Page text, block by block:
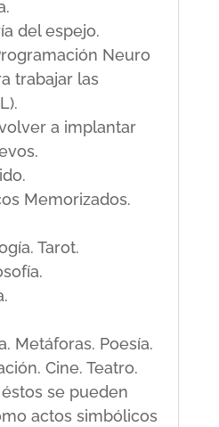
del espejo.
Neuro
trabajar las
a implantar
Memorizados.
Tarot.
Metáforas. Poesía.
Cine. Teatro.
se pueden
actos simbólicos